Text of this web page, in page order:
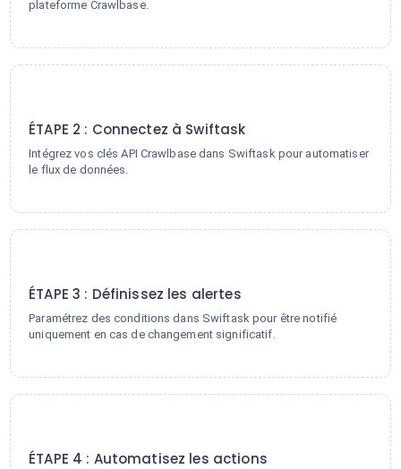
plateforme Crawlbase.
ÉTAPE 2 : Connectez à Swiftask
Intégrez vos clés API Crawlbase dans Swiftask pour automatiser
le flux de données.
ÉTAPE 3 : Définissez les alertes
Paramétrez des conditions dans Swiftask pour être notifié
uniquement en cas de changement significatif.
ÉTAPE 4 : Automatisez les actions